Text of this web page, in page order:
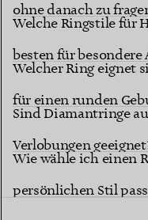
ohne danach zu
Welche Ringstile für
besten für besondere
Welcher Ring eignet
für einen runden
Sind Diamantringe
Verlobungen
Wie wähle ich einen
persönlichen Stil